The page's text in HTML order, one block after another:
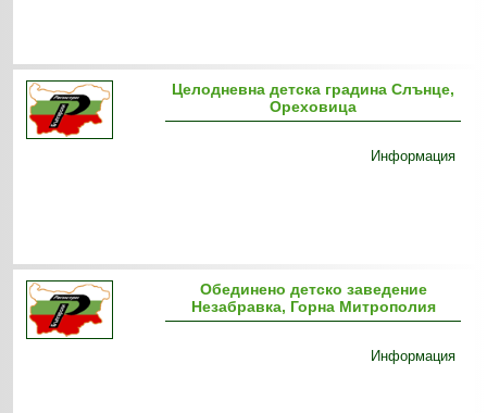
Целодневна детска градина Слънце,
Ореховица
Информация
Обединено детско заведение
Незабравка, Горна Митрополия
Информация